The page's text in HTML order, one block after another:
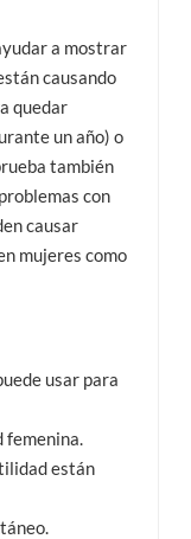
a mostrar
causando
quedar
un año) o
también
con
causar
mujeres como
usar para
femenina.
están